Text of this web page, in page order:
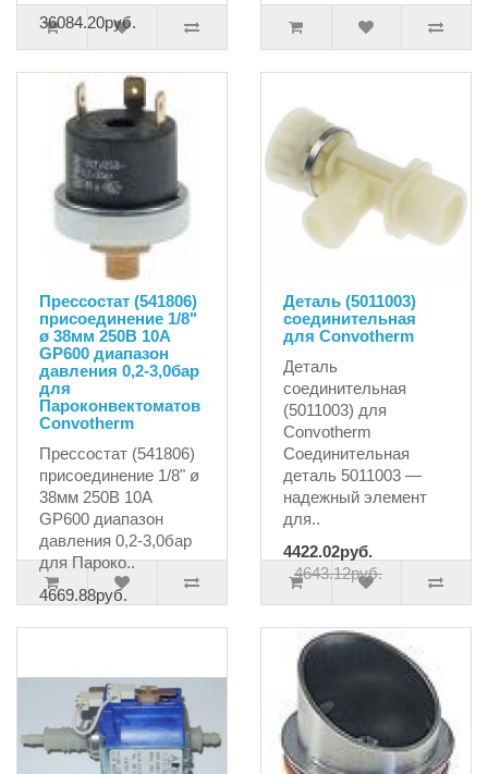
36084.20руб.
Прессостат (541806)
присоединение 1/8"
ø 38мм 250В 10А
GP600 диапазон
давления 0,2-3,0бар
для
Пароконвектоматов
Convotherm
Прессостат (541806)
присоединение 1/8" ø
38мм 250В 10А
GP600 диапазон
давления 0,2-3,0бар
для Пароко..
4669.88руб.
Деталь (5011003)
соединительная
для Convotherm
Деталь
соединительная
(5011003) для
Convotherm
Соединительная
деталь 5011003 —
надежный элемент
для..
4422.02руб.
4643.12руб.